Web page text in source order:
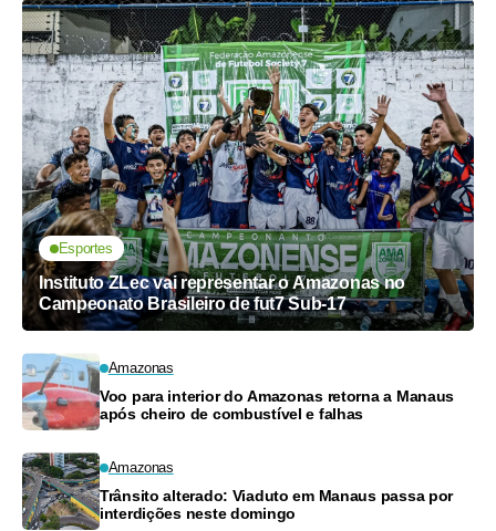
Esportes
Instituto ZLec vai representar o Amazonas no
Campeonato Brasileiro de fut7 Sub-17
Amazonas
Voo para interior do Amazonas retorna a Manaus
após cheiro de combustível e falhas
Amazonas
Trânsito alterado: Viaduto em Manaus passa por
interdições neste domingo